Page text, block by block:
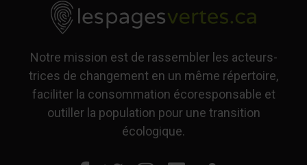
Notre mission est de rassembler les acteurs-
trices de changement en un même répertoire,
faciliter la consommation écoresponsable et
outiller la population pour une transition
écologique.